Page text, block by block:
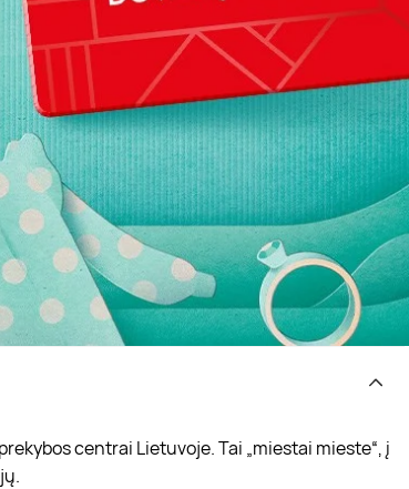
centrai Lietuvoje. Tai „miestai mieste“, į